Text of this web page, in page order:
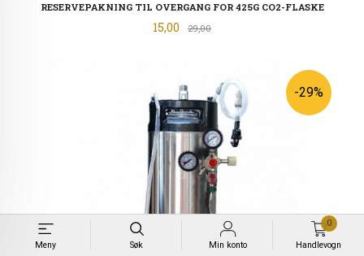
Meny Søk Min konto Handlevogn
0
RESERVEPAKNING TIL OVERGANG FOR 425G CO2-FLASKE
Tilbud
15,00 29,00Rabatt
-29%